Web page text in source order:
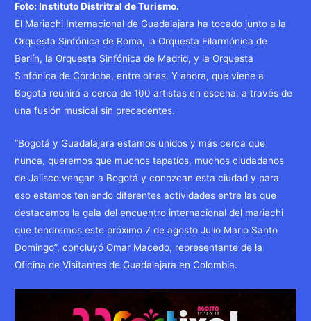
Foto: Instituto Distritral de Turismo.
El Mariachi Internacional de Guadalajara ha tocado junto a la
Orquesta Sinfónica de Roma, la Orquesta Filarmónica de
Berlín, la Orquesta Sinfónica de Madrid, y la Orquesta
Sinfónica de Córdoba, entre otras. Y ahora, que viene a
Bogotá reunirá a cerca de 100 artistas en escena, a través de
una fusión musical sin precedentes.
“Bogotá y Guadalajara estamos unidos y más cerca que
nunca, queremos que muchos tapatíos, muchos ciudadanos
de Jalisco vengan a Bogotá y conozcan esta ciudad y para
eso estamos teniendo diferentes actividades entre las que
destacamos la gala del encuentro internacional del mariachi
que tendremos este próximo 7 de agosto Julio Mario Santo
Domingo”, concluyó Omar Macedo, representante de la
Oficina de Visitantes de Guadalajara en Colombia.